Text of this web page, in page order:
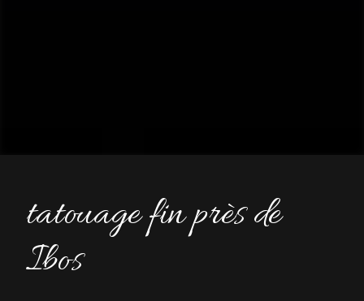
tatouage fin près de
Ibos